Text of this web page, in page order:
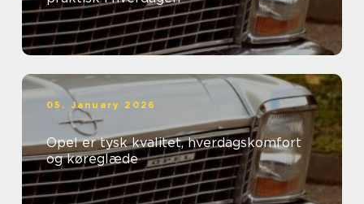
05. January 2026
Opel er tysk kvalitet, hverdagskomfort
og køreglæde